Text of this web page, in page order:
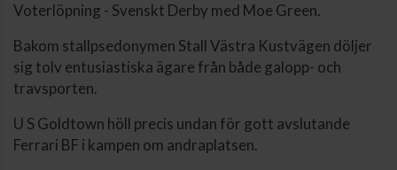
Voterlöpning - Svenskt Derby med Moe Green.
Bakom stallpsedonymen Stall Västra Kustvägen döljer
sig tolv entusiastiska ägare från både galopp- och
travsporten.
U S Goldtown höll precis undan för gott avslutande
Ferrari BF i kampen om andraplatsen.